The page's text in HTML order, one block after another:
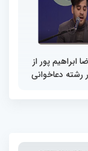
ابراهیم پور از
رشته دعاخوانی